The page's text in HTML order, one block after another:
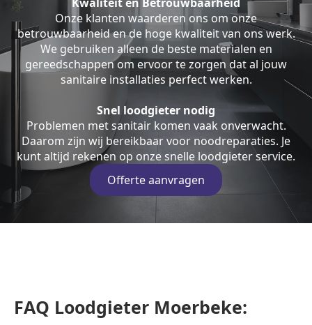
Onze klanten waarderen ons om onze
betrouwbaarheid en de hoge kwaliteit van ons werk.
We gebruiken alleen de beste materialen en
gereedschappen om ervoor te zorgen dat al jouw
sanitaire installaties perfect werken.
Snel loodgieter nodig
Problemen met sanitair komen vaak onverwacht.
Daarom zijn wij bereikbaar voor noodreparaties. Je
kunt altijd rekenen op onze snelle loodgieter service.
Offerte aanvragen
FAQ Loodgieter Moerbeke: